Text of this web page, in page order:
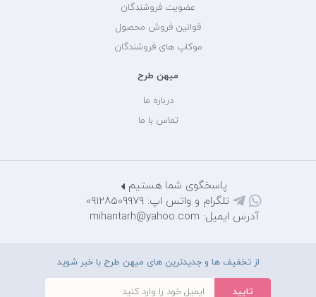
عضویت فروشندگان
قوانین فروش محصول
موکاپ های فروشندگان
میهن طرح
درباره ما
تماس با ما
پاسخگوی شما هستیم
تلگرام و واتس اپ: 09128509979
آدرس ایمیل: mihantarh@yahoo.com
از تخفیف ها و جدیدترین های میهن طرح با خبر شوید